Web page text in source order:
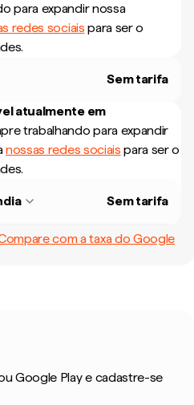
para expandir nossa
redes sociais para ser o
Sem tarifa
atualmente em
trabalhando para expandir
nossas redes sociais para ser o
Sem tarifa
com a taxa do Google
Google Play e cadastre-se